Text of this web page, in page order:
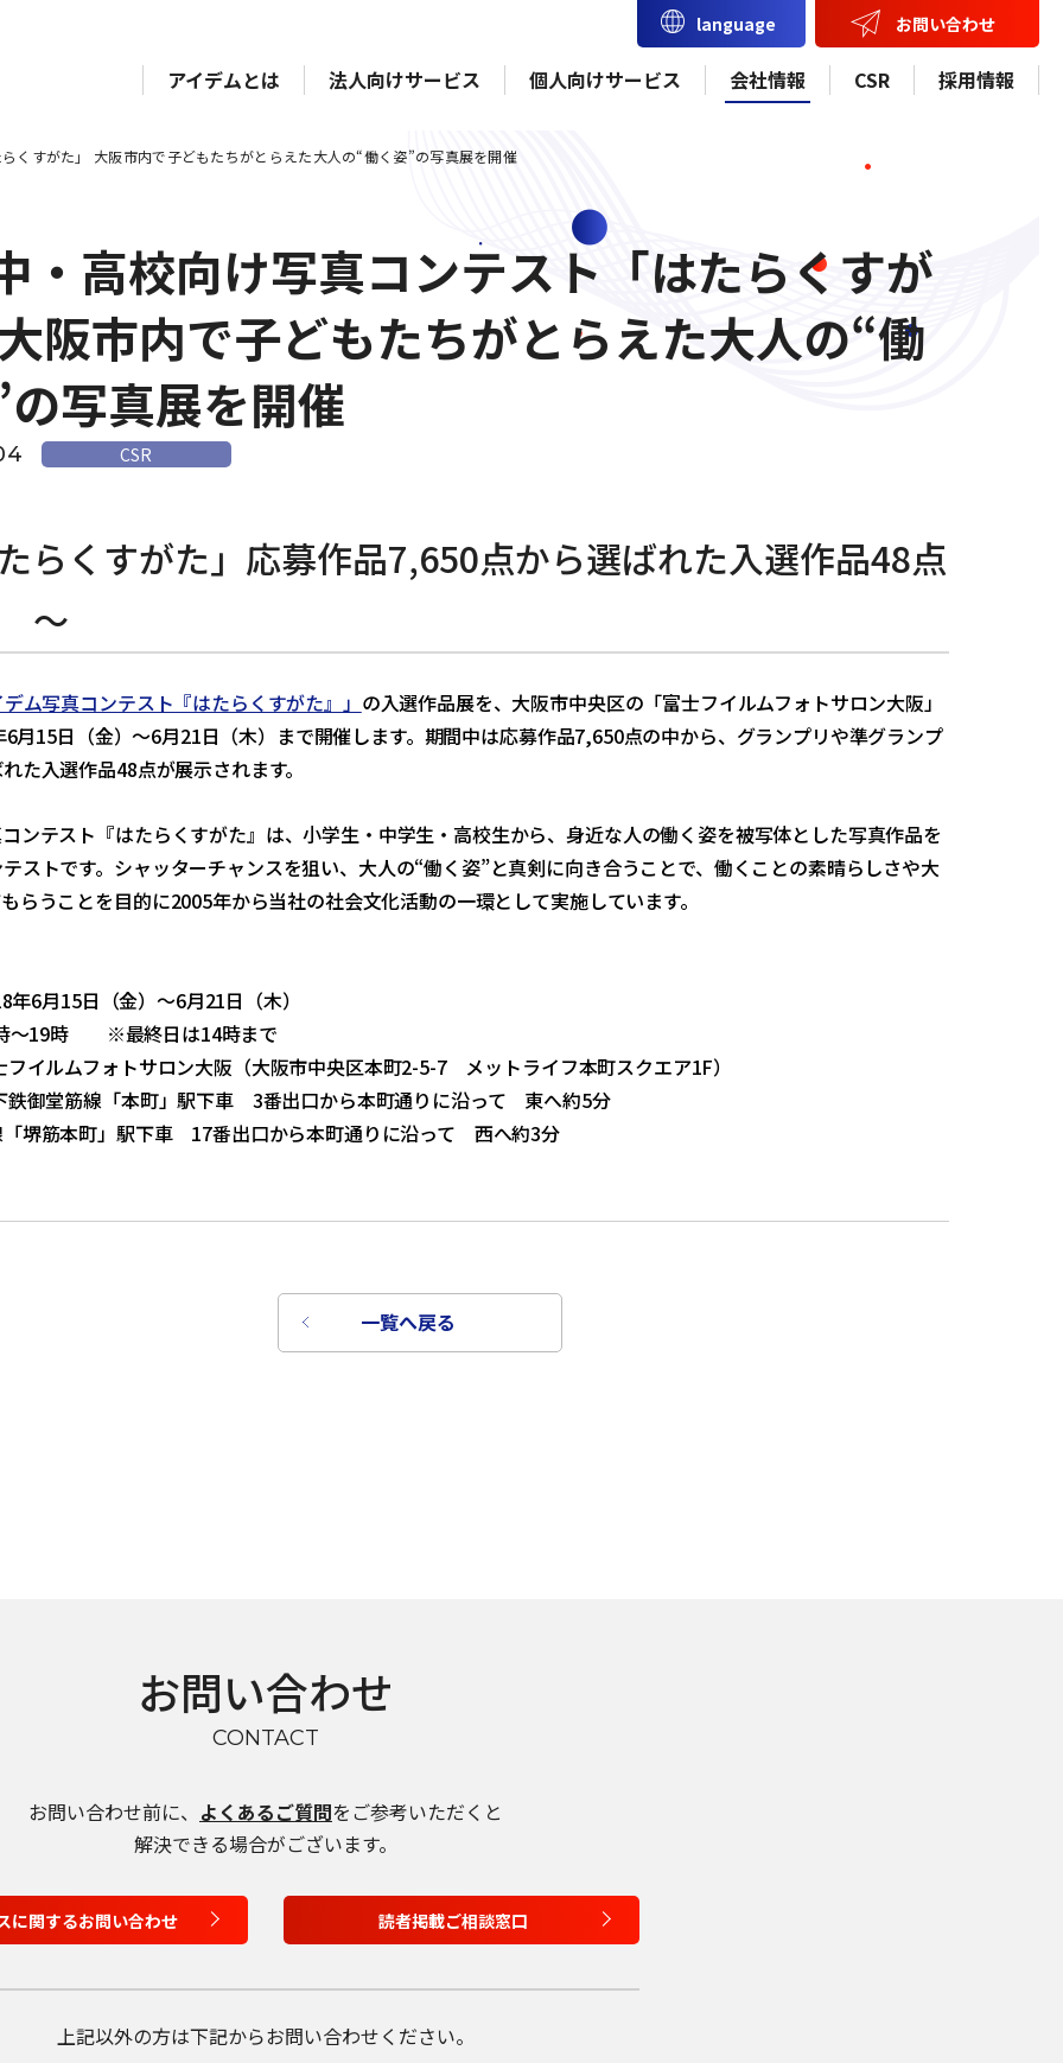
language お問い合わせ
アイデムとは 法人向けサービス 個人向けサービス 会社情報 CSR 採用情報
言語を選択
日本語
English
くすがた」 大阪市内で子どもたちがとらえた大人の“働く姿”の写真展を開催
・高校向け写真コンテスト「はたらくすが
阪市内で子どもたちがとらえた大人の“働
写真展を開催
CSR
らくすがた」応募作品7,650点から選ばれた入選作品48点
～
ム写真コンテスト『はたらくすがた』」 の入選作品展を、大阪市中央区の「富士フイルムフォトサロン大阪」
6月15日（金）～6月21日（木）まで開催します。期間中は応募作品7,650点の中から、グランプリや準グランプ
た入選作品48点が展示されます。
ンテスト『はたらくすがた』は、小学生・中学生・高校生から、身近な人の働く姿を被写体とした写真作品を
ストです。シャッターチャンスを狙い、大人の“働く姿”と真剣に向き合うことで、働くことの素晴らしさや大
らうことを目的に2005年から当社の社会文化活動の一環として実施しています。
6月15日（金）～6月21日（木）
～19時 ※最終日は14時まで
イルムフォトサロン大阪（大阪市中央区本町2-5-7 メットライフ本町スクエア1F）
御堂筋線「本町」駅下車 3番出口から本町通りに沿って 東へ約5分
「堺筋本町」駅下車 17番出口から本町通りに沿って 西へ約3分
一覧へ戻る
お問い合わせ
CONTACT
お問い合わせ前に、 よくあるご質問をご参考いただくと
解決できる場合がございます。
に関するお問い合わせ 読者掲載ご相談窓口
上記以外の方は下記からお問い合わせください。